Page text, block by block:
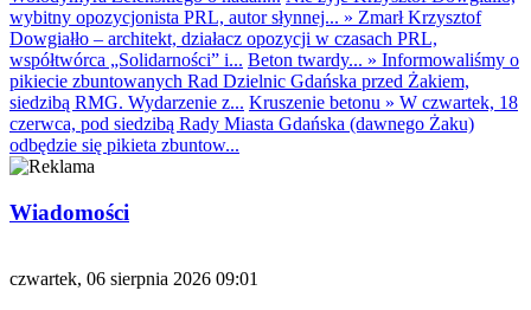
wybitny opozycjonista PRL, autor słynnej... » Zmarł Krzysztof
Dowgiałło – architekt, działacz opozycji w czasach PRL,
współtwórca „Solidarności” i... Beton twardy... » Informowaliśmy o
pikiecie zbuntowanych Rad Dzielnic Gdańska przed Żakiem,
siedzibą RMG. Wydarzenie z... Kruszenie betonu » W czwartek, 18
czerwca, pod siedzibą Rady Miasta Gdańska (dawnego Żaku)
odbędzie się pikieta zbuntow...
Wiadomości
czwartek, 06 sierpnia 2026 09:01